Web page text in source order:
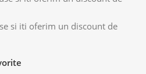
si iti oferim un discount de